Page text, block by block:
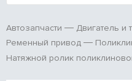
Автозапчасти Двигатель и
Ременный привод
Натяжной ролик